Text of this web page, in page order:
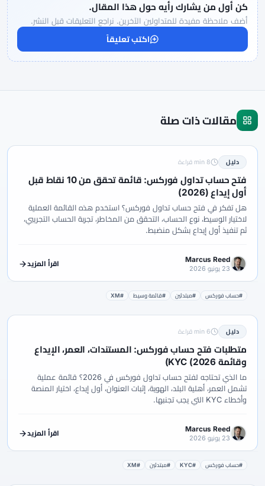
كن أول من يشارك رأيه حول هذا المقال.
أضف ملاحظة مفيدة للمتداولين الآخرين. نراجع التعليقات قبل النشر.
اكتب تعليقاً
مقالات ذات صلة
دليل 8 min قراءة
فتح حساب تداول فوركس: قائمة تحقق من 10 نقاط قبل
أول إيداع (2026)
هل تفكر في فتح حساب تداول فوركس؟ استخدم هذه القائمة العملية
لاختيار الوسيط، نوع الحساب، التحقق من المخاطر، تجربة الحساب التجريبي،
ثم تنفيذ أول إيداع بشكل منضبط.
Marcus Reed
23 يونيو 2026
اقرأ المزيد
#حساب فوركس #مبتدئين #قائمة وسيط #XM
دليل 6 min قراءة
متطلبات فتح حساب فوركس: المستندات، العمر، الإيداع
وقائمة KYC (2026)
ما الذي تحتاجه لفتح حساب تداول فوركس في 2026؟ قائمة عملية
تشمل العمر، أهلية البلد، الهوية، إثبات العنوان، أول إيداع، اختيار المنصة
وأخطاء KYC التي يجب تجنبها.
Marcus Reed
23 يونيو 2026
اقرأ المزيد
#حساب فوركس #KYC #مبتدئين #XM